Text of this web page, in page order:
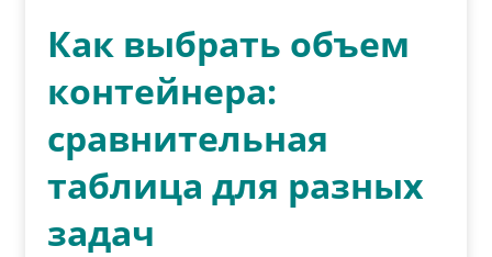
Как выбрать объем
контейнера:
сравнительная
таблица для разных
задач